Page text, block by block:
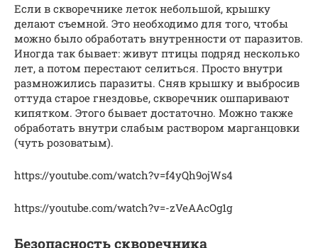
Если в скворечнике леток небольшой, крышку
делают съемной. Это необходимо для того, чтобы
можно было обработать внутренности от паразитов.
Иногда так бывает: живут птицы подряд несколько
лет, а потом перестают селиться. Просто внутри
размножились паразиты. Сняв крышку и выбросив
оттуда старое гнездовье, скворечник ошпаривают
кипятком. Этого бывает достаточно. Можно также
обработать внутри слабым раствором марганцовки
(чуть розоватым).
https://youtube.com/watch?v=f4yQh9ojWs4
https://youtube.com/watch?v=-zVeAAcOg1g
Безопасность скворечника